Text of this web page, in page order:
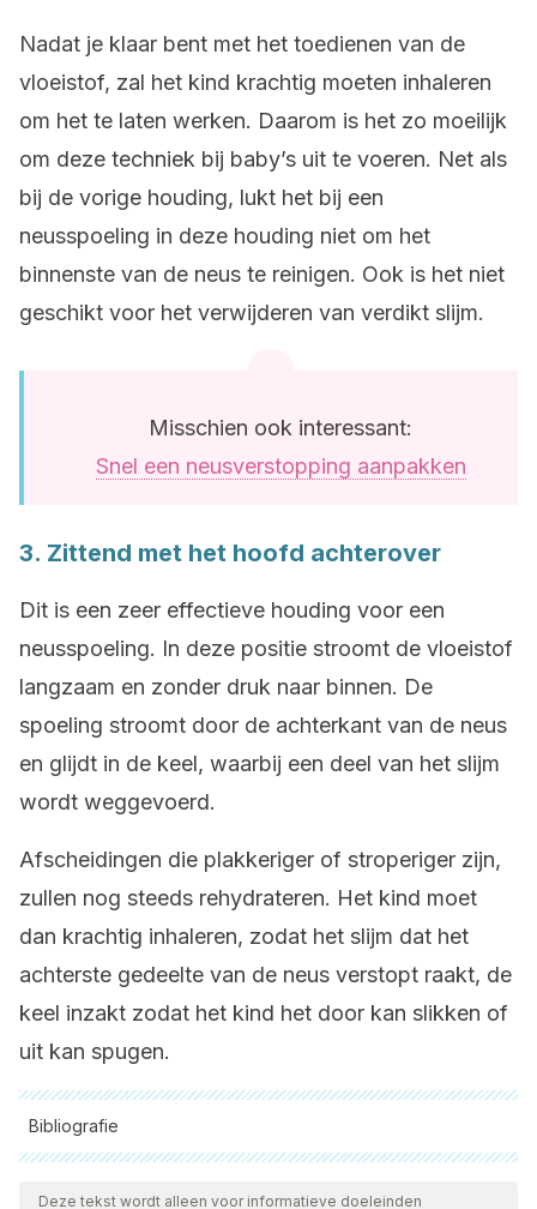
Nadat je klaar bent met het toedienen van de
vloeistof, zal het kind krachtig moeten inhaleren
om het te laten werken. Daarom is het zo moeilijk
om deze techniek bij baby’s uit te voeren. Net als
bij de vorige houding, lukt het bij een
neusspoeling in deze houding niet om het
binnenste van de neus te reinigen. Ook is het niet
geschikt voor het verwijderen van verdikt slijm.
Misschien ook interessant:
Snel een neusverstopping aanpakken
3. Zittend met het hoofd achterover
Dit is een zeer effectieve houding voor een
neusspoeling. In deze positie stroomt de vloeistof
langzaam en zonder druk naar binnen. De
spoeling stroomt door de achterkant van de neus
en glijdt in de keel, waarbij een deel van het slijm
wordt weggevoerd.
Afscheidingen die plakkeriger of stroperiger zijn,
zullen nog steeds rehydrateren. Het kind moet
dan krachtig inhaleren, zodat het slijm dat het
achterste gedeelte van de neus verstopt raakt, de
keel inzakt zodat het kind het door kan slikken of
uit kan spugen.
Bibliografie
Alle aangehaalde bronnen zijn grondig gecontroleerd door
ons team om hun kwaliteit, betrouwbaarheid, actualiteit en
Deze tekst wordt alleen voor informatieve doeleinden